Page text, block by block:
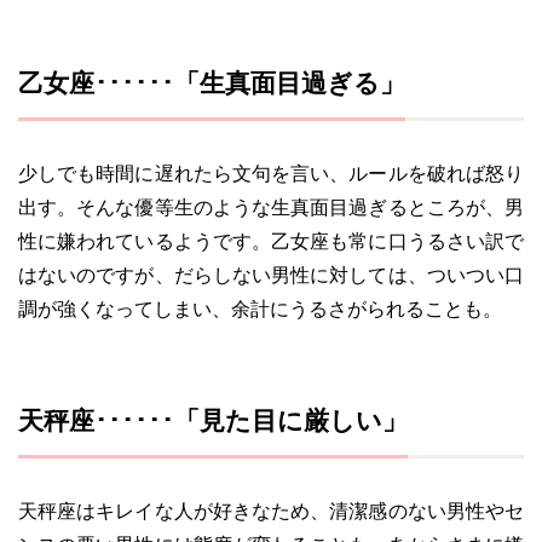
乙女座･･････「生真面目過ぎる」
少しでも時間に遅れたら文句を言い、ルールを破れば怒り
出す。そんな優等生のような生真面目過ぎるところが、男
性に嫌われているようです。乙女座も常に口うるさい訳で
はないのですが、だらしない男性に対しては、ついつい口
調が強くなってしまい、余計にうるさがられることも。
天秤座･･････「見た目に厳しい」
天秤座はキレイな人が好きなため、清潔感のない男性やセ